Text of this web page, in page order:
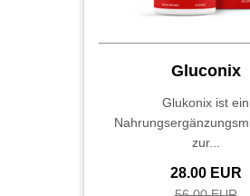
Gluconix
Glukonix ist ein
zur...
28.00 EUR